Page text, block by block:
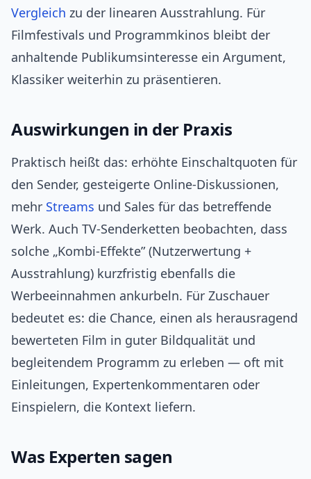
Vergleich zu der linearen Ausstrahlung. Für
Filmfestivals und Programmkinos bleibt der
anhaltende Publikumsinteresse ein Argument,
Klassiker weiterhin zu präsentieren.
Auswirkungen in der Praxis
Praktisch heißt das: erhöhte Einschaltquoten für
den Sender, gesteigerte Online-Diskussionen,
mehr Streams und Sales für das betreffende
Werk. Auch TV-Senderketten beobachten, dass
solche „Kombi-Effekte” (Nutzerwertung +
Ausstrahlung) kurzfristig ebenfalls die
Werbeeinnahmen ankurbeln. Für Zuschauer
bedeutet es: die Chance, einen als herausragend
bewerteten Film in guter Bildqualität und
begleitendem Programm zu erleben — oft mit
Einleitungen, Expertenkommentaren oder
Einspielern, die Kontext liefern.
Was Experten sagen